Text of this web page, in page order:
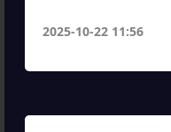
2025-10-22 11:56